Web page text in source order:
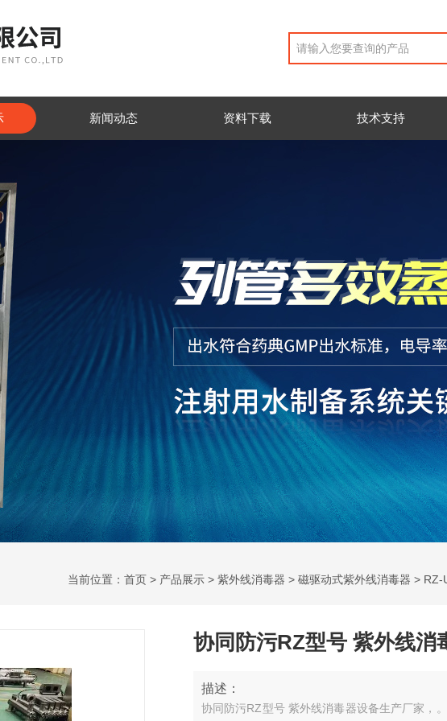
新闻动态 资料下载 技术支持
当前位置： 首页 > 产品展示 > 紫外线消毒器 > 磁驱动式紫外线消毒器 > RZ-
协同防污RZ型号 紫外线消
描述：
协同防污RZ型号 紫外线消毒器设备生产厂家，